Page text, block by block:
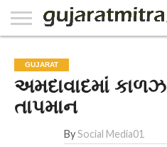
PAPER
NATIONAL
WORLD
BUSINESS
SPORTS
GUJARAT
OPINION
MORE
GUJARAT
અમદાવાદમાં
તાપમાન
By Social Media01